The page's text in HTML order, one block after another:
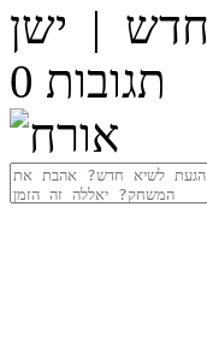
חדש | ישן
0 תגובות